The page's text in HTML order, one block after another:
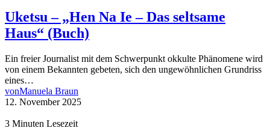
Uketsu – „Hen Na Ie – Das seltsame
Haus“ (Buch)
Ein freier Journalist mit dem Schwerpunkt okkulte Phänomene wird
von einem Bekannten gebeten, sich den ungewöhnlichen Grundriss
eines…
vonManuela Braun
12. November 2025
3 Minuten Lesezeit